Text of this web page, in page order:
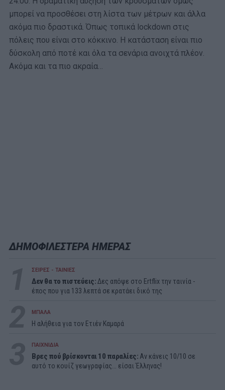
μπορεί να προσθέσει στη λίστα των μέτρων και άλλα
ακόμα πιο δραστικά. Όπως τοπικά lockdown στις
πόλεις που είναι στο κόκκινο. Η κατάσταση είναι πιο
δύσκολη από ποτέ και όλα τα σενάρια ανοιχτά πλέον.
Ακόμα και τα πιο ακραία…
ΔΗΜΟΦΙΛΕΣΤΕΡΑ ΗΜΕΡΑΣ
ΣΕΙΡΕΣ - ΤΑΙΝΙΕΣ
Δεν θα το πιστεύεις:Δες απόψε στο Ertflix την ταινία -
έπος που για 133 λεπτά σε κρατάει δικό της
ΜΠΑΛΑ
Η αλήθεια για τον Ετιέν Καμαρά
ΠΑΙΧΝΙΔΙΑ
Βρες πού βρίσκονται 10 παραλίες: Αν κάνεις 10/10 σε
αυτό το κουίζ γεωγραφίας... είσαι Έλληνας!